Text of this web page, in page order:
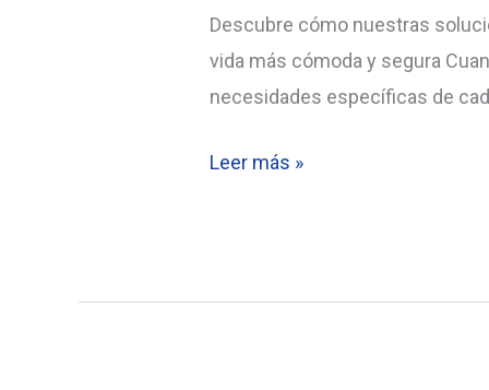
Descubre cómo nuestras
vida más cómoda y segura
necesidades específicas de
¿Cómo
persona
Leer más »